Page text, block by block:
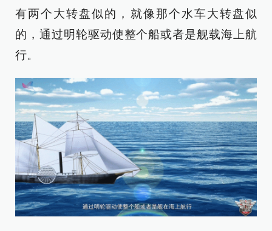
有两个大转盘似的，就像那个水车大转盘似
的，通过明轮驱动使整个船或者是舰载海上航
行。